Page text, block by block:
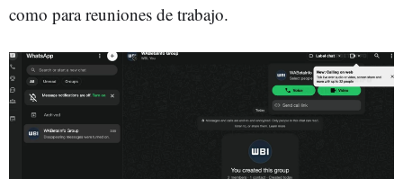
como para reuniones de trabajo.